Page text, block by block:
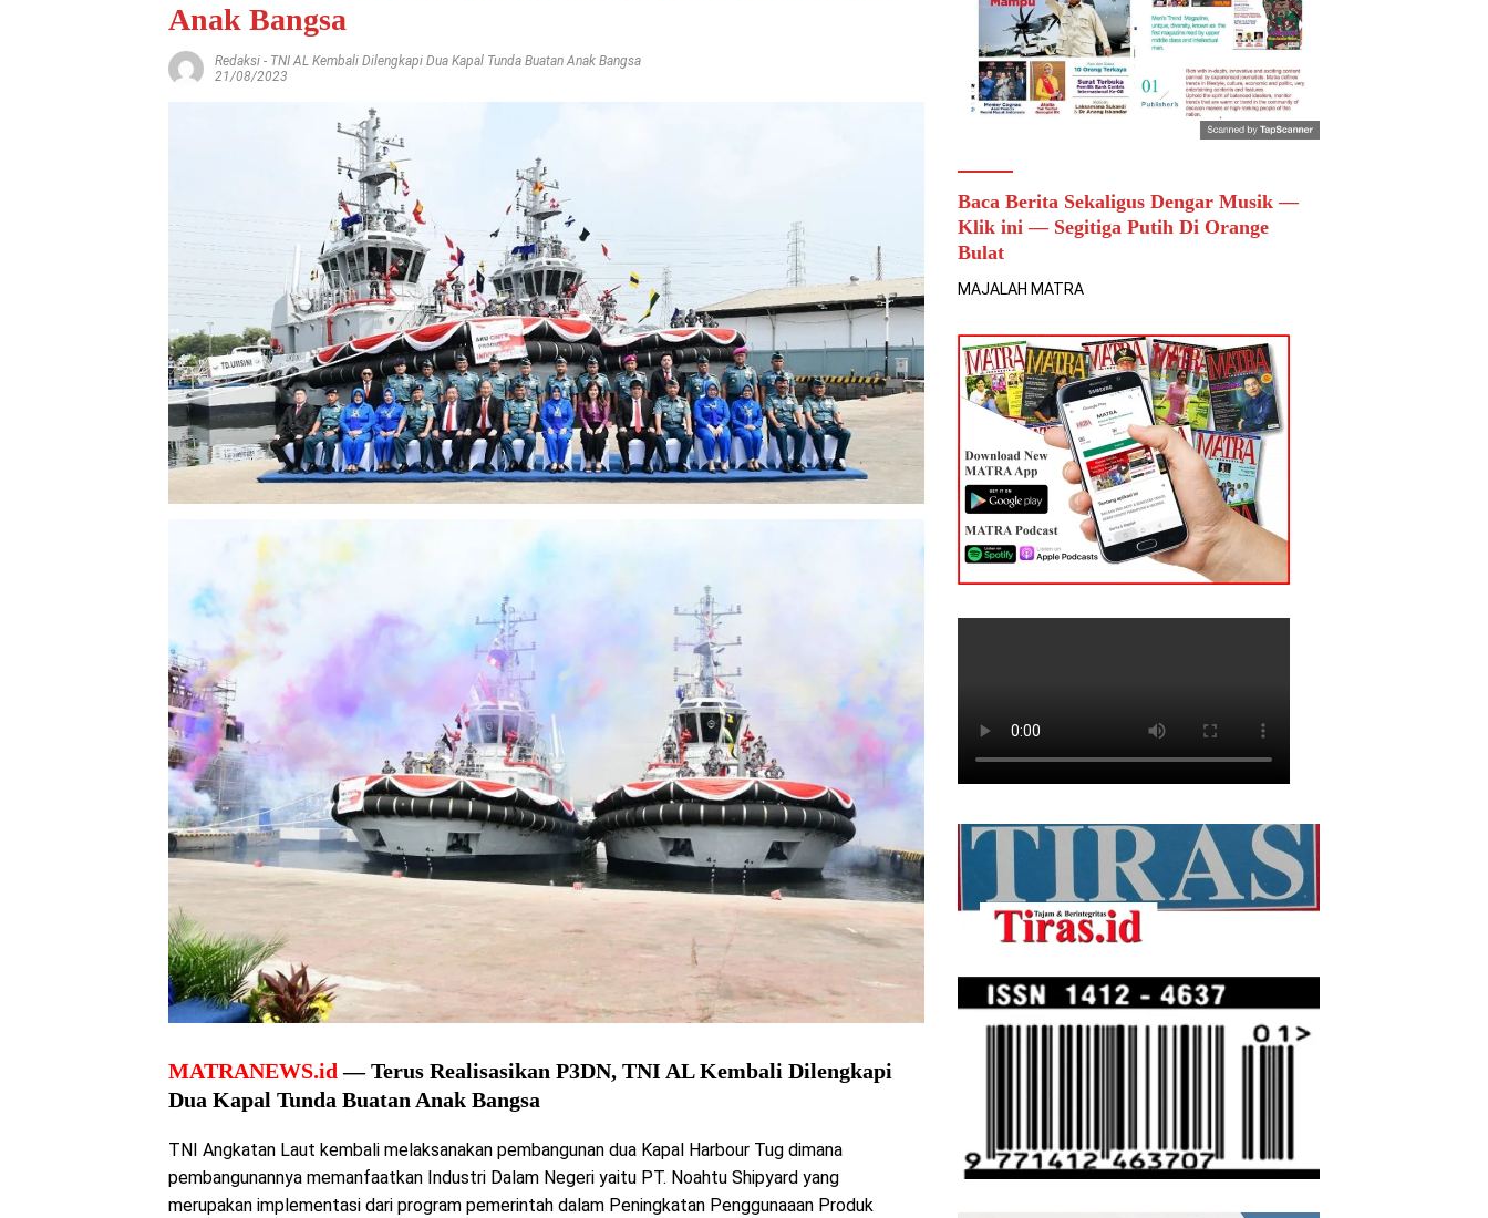
Anak Bangsa
Redaksi - TNI AL Kembali Dilengkapi Dua Kapal Tunda Buatan Anak Bangsa
21/08/2023
MATRANEWS.id — Terus Realisasikan P3DN, TNI AL Kembali Dilengkapi
Dua Kapal Tunda Buatan Anak Bangsa
TNI Angkatan Laut kembali melaksanakan pembangunan dua Kapal Harbour Tug dimana
pembangunannya memanfaatkan Industri Dalam Negeri yaitu PT. Noahtu Shipyard yang
merupakan implementasi dari program pemerintah dalam Peningkatan Penggunaaan Produk
Baca Berita Sekaligus Dengar Musik —
Klik ini — Segitiga Putih Di Orange
Bulat
MAJALAH MATRA